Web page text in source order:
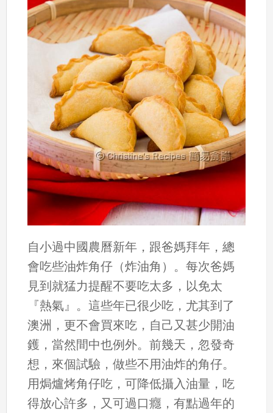
自小過中國農曆新年，跟爸媽拜年，總
會吃些油炸角仔（炸油角）。每次爸媽
見到就猛力提醒不要吃太多，以免太
『熱氣』。這些年已很少吃，尤其到了
澳洲，更不會買來吃，自己又甚少開油
鑊，當然間中也例外。前幾天，忽發奇
想，來個試驗，做些不用油炸的角仔。
用焗爐烤角仔吃，可降低攝入油量，吃
得放心許多，又可過口癮，有點過年的